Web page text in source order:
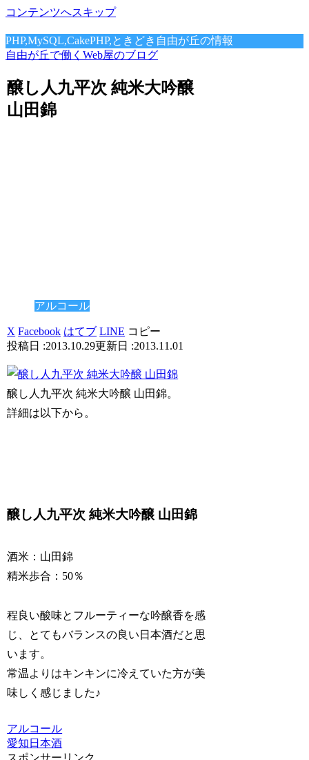
コンテンツへスキップ
PHP,MySQL,CakePHP,ときどき自由が丘の情報
自由が丘で働くWeb屋のブログ
醸し人九平次 純米大吟醸
山田錦
アルコール
X Facebook はてブ LINE コピー
2013.10.29
2013.11.01
醸し人九平次 純米大吟醸 山田錦。
詳細は以下から。
醸し人九平次 純米大吟醸 山田錦
酒米：山田錦
精米歩合：50％
程良い酸味とフルーティーな吟醸香を感
じ、とてもバランスの良い日本酒だと思
います。
常温よりはキンキンに冷えていた方が美
味しく感じました♪
アルコール
愛知 日本酒